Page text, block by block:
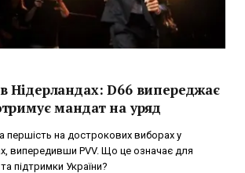
Нідерландах: D66 випереджає
мандат на уряд
першість на дострокових виборах у
випередивши PVV. Що це означає для
та підтримки України?